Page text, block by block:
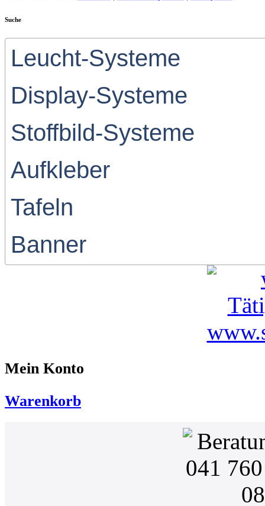
Suche
Leucht-Systeme
Display-Systeme
Stoffbild-Systeme
Aufkleber
Tafeln
Banner
Mein Konto
Warenkorb